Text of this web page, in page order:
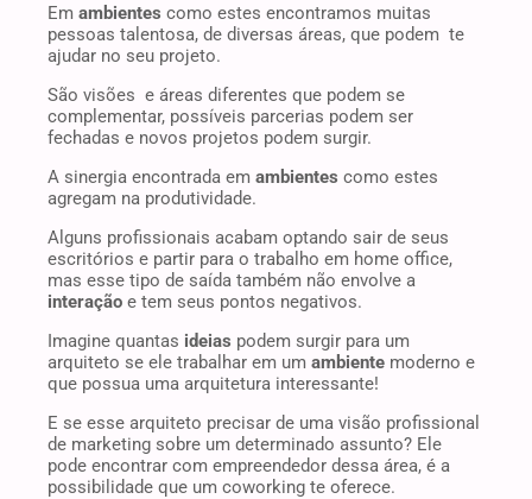
Em ambientes como estes encontramos muitas
pessoas talentosa, de diversas áreas, que podem te
ajudar no seu projeto.
São visões e áreas diferentes que podem se
complementar, possíveis parcerias podem ser
fechadas e novos projetos podem surgir.
A sinergia encontrada em ambientes como estes
agregam na produtividade.
Alguns profissionais acabam optando sair de seus
escritórios e partir para o trabalho em home office,
mas esse tipo de saída também não envolve a
interação e tem seus pontos negativos.
Imagine quantas ideias podem surgir para um
arquiteto se ele trabalhar em um ambiente moderno e
que possua uma arquitetura interessante!
E se esse arquiteto precisar de uma visão profissional
de marketing sobre um determinado assunto? Ele
pode encontrar com empreendedor dessa área, é a
possibilidade que um coworking te oferece.